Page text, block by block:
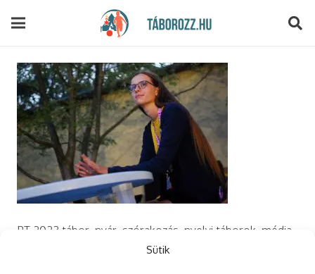
Sütik
PT 2023 tábor, nyár, szórakozás, nyelvi táborok, média,
film, robotika, angoltábor, fotós tábor, sporttábor,